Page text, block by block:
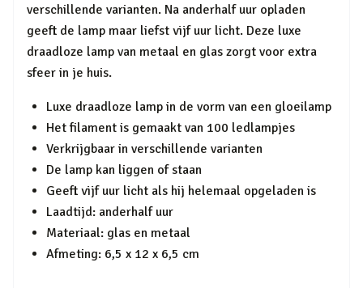
verschillende varianten. Na anderhalf uur opladen
geeft de lamp maar liefst vijf uur licht. Deze luxe
draadloze lamp van metaal en glas zorgt voor extra
sfeer in je huis.
Luxe draadloze lamp in de vorm van een gloeilamp
Het filament is gemaakt van 100 ledlampjes
Verkrijgbaar in verschillende varianten
De lamp kan liggen of staan
Geeft vijf uur licht als hij helemaal opgeladen is
Laadtijd: anderhalf uur
Materiaal: glas en metaal
Afmeting: 6,5 x 12 x 6,5 cm